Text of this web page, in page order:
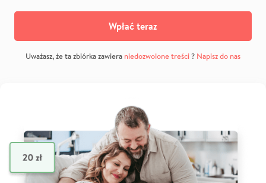
Wpłać teraz
Uważasz, że ta zbiórka zawiera niedozwolone treści? Napisz do nas